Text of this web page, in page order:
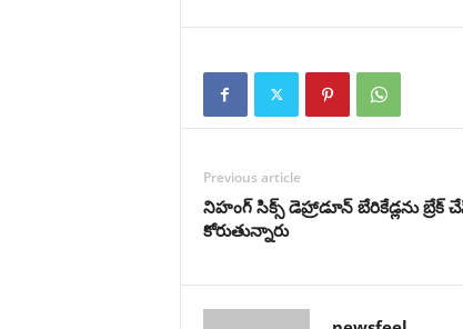
Previous article
నిహంగ్ సిక్స్ డెహ్రాడూన్ బేరికేడ్లను
కోరుతున్నారు